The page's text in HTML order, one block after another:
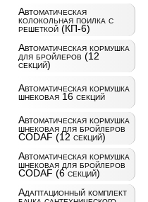
Автоматическая
колокольная поилка с
решеткой (КП-6)
Автоматическая кормушка
для бройлеров (12
секций)
Автоматическая кормушка
шнековая 16 секций
Автоматическая кормушка
шнековая для бройлеров
CODAF (12 секций)
Автоматическая кормушка
шнековая для бройлеров
CODAF (6 секций)
Адаптационный комплект